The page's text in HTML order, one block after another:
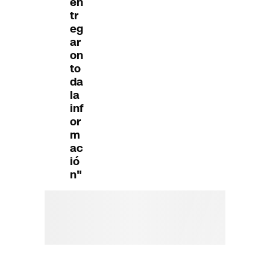
tr
eg
ar
on
to
da
la
inf
or
m
ac
ió
n"